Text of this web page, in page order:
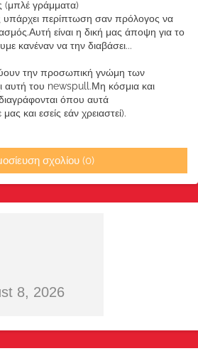
(μπλέ γράμματα)
υπάρχει περίπτωση σαν πρόλογος να
είναι η δική μας άποψη για το
κανέναν να την διαβάσει...
την προσωπική γνώμη των
αυτή του newspull.Μη κόσμια και
όπου αυτά
και εσείς εάν χρειαστεί).
σχολίου (0)
8, 2026